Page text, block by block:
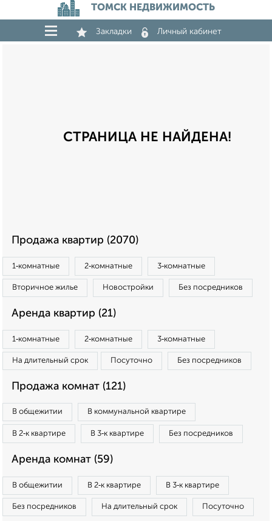
ТОМСК НЕДВИЖИМОСТЬ
Закладки Личный кабинет
СТРАНИЦА НЕ НАЙДЕНА!
Продажа квартир (2070)
1‑комнатные 2‑комнатные 3‑комнатные
Вторичное жилье Новостройки Без посредников
Аренда квартир (21)
1‑комнатные 2‑комнатные 3‑комнатные
На длительный срок Посуточно Без посредников
Продажа комнат (121)
В общежитии В коммунальной квартире
В 2‑к квартире В 3‑к квартире Без посредников
Аренда комнат (59)
В общежитии В 2‑к квартире В 3‑к квартире
Без посредников На длительный срок Посуточно